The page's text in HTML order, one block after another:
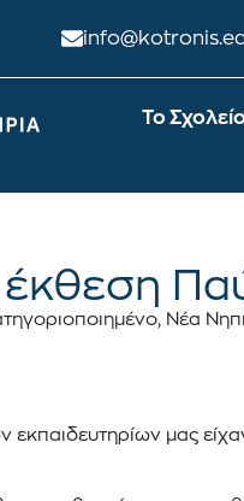
Το
έκθεση
, Νέα
εκπαιδευτηρίων μας